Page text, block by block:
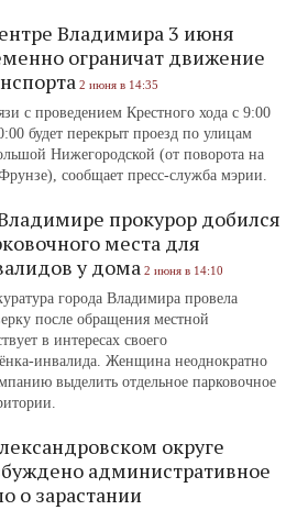
Владимира 3 июня
ограничат движение
2 июня в 14:35
с проведением Крестного хода с 9:00
будет перекрыт проезд по улицам
Нижегородской (от поворота на
сообщает пресс-служба мэрии.
прокурор добился
места для
у дома 2 июня в 14:10
города Владимира провела
после обращения местной
в интересах своего
инвалида. Женщина неоднократно
выделить отдельное парковочное
округе
административное
о зарастании